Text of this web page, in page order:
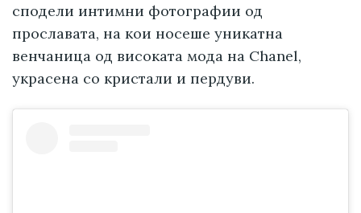
сподели интимни фотографии од
прославата, на кои носеше уникатна
венчаница од високата мода на Chanel,
украсена со кристали и пердуви.